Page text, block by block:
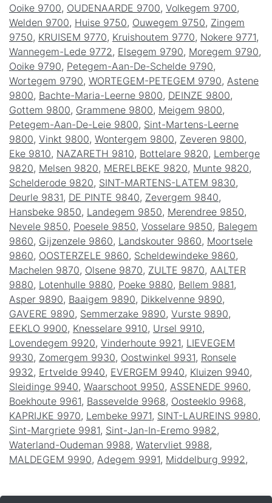
Ooike 9700, OUDENAARDE 9700, Volkegem 9700,
Welden 9700, Huise 9750, Ouwegem 9750, Zingem
9750, KRUISEM 9770, Kruishoutem 9770, Nokere 9771,
Wannegem-Lede 9772 , Elsegem 9790, Moregem 9790,
Ooike 9790, Petegem-Aan-De-Schelde 9790,
Wortegem 9790, WORTEGEM-PETEGEM 9790, Astene
9800, Bachte-Maria-Leerne 9800, DEINZE 9800,
Gottem 9800, Grammene 9800, Meigem 9800,
Petegem-Aan-De-Leie 9800, Sint-Martens-Leerne
9800, Vinkt 9800, Wontergem 9800, Zeveren 9800,
Eke 9810, NAZARETH 9810, Bottelare 9820, Lemberge
9820, Melsen 9820, MERELBEKE 9820, Munte 9820,
Schelderode 9820, SINT-MARTENS-LATEM 9830,
Deurle 9831, DE PINTE 9840, Zevergem 9840,
Hansbeke 9850, Landegem 9850, Merendree 9850,
Nevele 9850, Poesele 9850, Vosselare 9850, Balegem
9860, Gijzenzele 9860, Landskouter 9860, Moortsele
9860, OOSTERZELE 9860, Scheldewindeke 9860,
Machelen 9870, Olsene 9870, ZULTE 9870, AALTER
9880, Lotenhulle 9880, Poeke 9880, Bellem 9881,
Asper 9890, Baaigem 9890, Dikkelvenne 9890,
GAVERE 9890, Semmerzake 9890, Vurste 9890,
EEKLO 9900, Knesselare 9910, Ursel 9910,
Lovendegem 9920, Vinderhoute 9921, LIEVEGEM
9930, Zomergem 9930, Oostwinkel 9931, Ronsele
9932 , Ertvelde 9940, EVERGEM 9940, Kluizen 9940,
Sleidinge 9940, Waarschoot 9950, ASSENEDE 9960,
Boekhoute 9961, Bassevelde 9968, Oosteeklo 9968,
KAPRIJKE 9970, Lembeke 9971, SINT-LAUREINS 9980,
Sint-Margriete 9981, Sint-Jan-In-Eremo 9982 ,
Waterland-Oudeman 9988, Watervliet 9988,
MALDEGEM 9990, Adegem 9991, Middelburg 9992 ,